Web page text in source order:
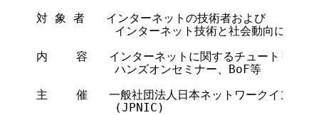
対 象 者   インターネットの技術者および
インターネット技術と社会動向に興味
内    容   インターネットに関するチュートリアル
           ハンズオンセミナー、BoF等
主    催   一般社団法人日本ネットワークインフォ
           (JPNIC)